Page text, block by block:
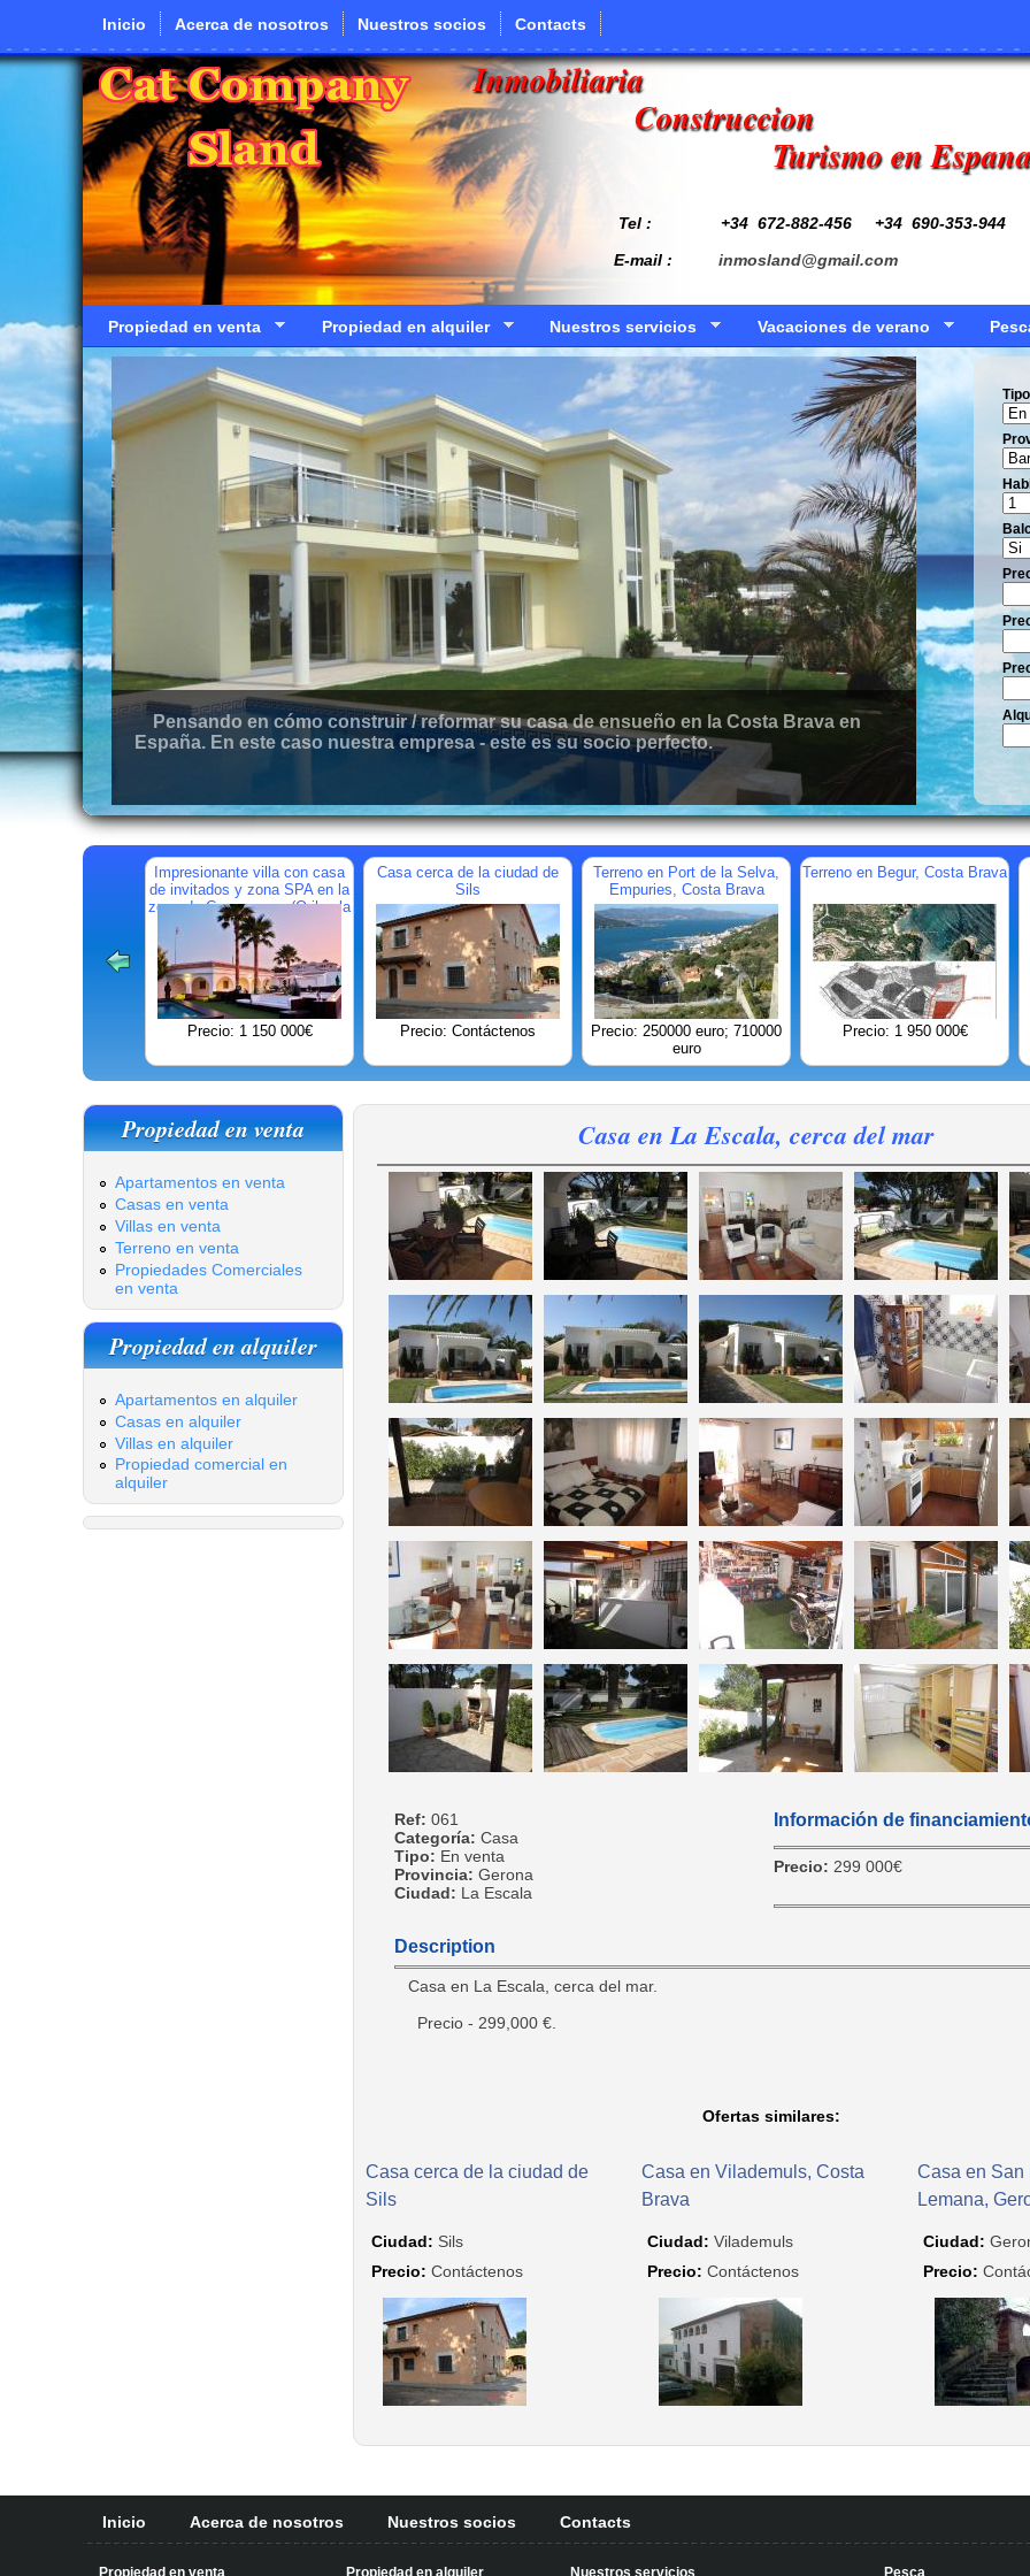
Pasar al contenido principal
Inicio Acerca de nosotros Nuestros socios Contacts
Inmobiliaria
Construccion
Turismo en
Tel : +34 672-882-456
+34 690-353-944
E-mail : inmosland@gmail.com
Propiedad en venta Propiedad en alquiler Nuestros servicios Vacaciones de verano
Pensando en cómo construir / reformar su casa de ensueño en la Costa Brava en
España. En este caso nuestra empresa - este es su socio perfecto.
Tipo
Impresionante villa con casa
de invitados y zona SPA en la
zona de Campoamor (Orihuela
Costa)
Precio: 1 150 000€
Casa cerca de la ciudad de
Sils
Precio: Contáctenos
Terreno en Port de la Selva,
Empuries, Costa Brava
Precio: 250000 euro; 710000
euro
Terreno en Begur, Costa Brava
Precio: 1 950 000€
Propiedad en venta
Apartamentos en venta
Casas en venta
Villas en venta
Terreno en venta
Propiedades Comerciales
en venta
Propiedad en alquiler
Apartamentos en alquiler
Casas en alquiler
Villas en alquiler
Propiedad comercial en
alquiler
Casa en La Escala, cerca del mar
Ref: 061
Categoría: Casa
Tipo: En venta
Provincia: Gerona
Ciudad: La Escala
Información de
Precio: 299 000€
Description
Casa en La Escala, cerca del mar.
Precio - 299,000 €.
Ofertas similares:
Casa cerca de la ciudad de
Sils
Ciudad: Sils
Precio: Contáctenos
Casa en Vilademuls, Costa
Brava
Ciudad: Vilademuls
Precio: Contáctenos
Casa en San
Lemana,
Ciudad:
Precio:
Inicio Acerca de nosotros Nuestros socios Contacts
Propiedad en venta Propiedad en alquiler Nuestros servicios Pesca